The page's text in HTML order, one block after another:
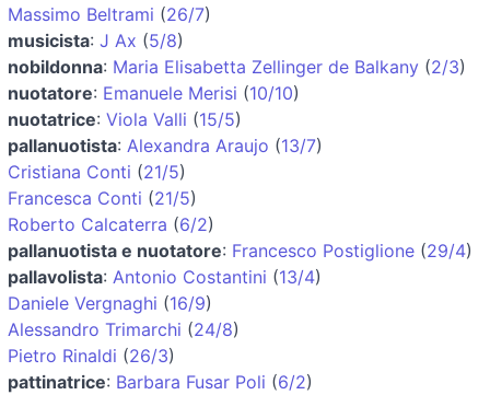
Massimo Beltrami (26/7)
musicista: J Ax (5/8)
nobildonna: Maria Elisabetta Zellinger de Balkany (2/3)
nuotatore: Emanuele Merisi (10/10)
nuotatrice: Viola Valli (15/5)
pallanuotista: Alexandra Araujo (13/7)
Cristiana Conti (21/5)
Francesca Conti (21/5)
Roberto Calcaterra (6/2)
pallanuotista e nuotatore: Francesco Postiglione (29/4)
pallavolista: Antonio Costantini (13/4)
Daniele Vergnaghi (16/9)
Alessandro Trimarchi (24/8)
Pietro Rinaldi (26/3)
pattinatrice: Barbara Fusar Poli (6/2)